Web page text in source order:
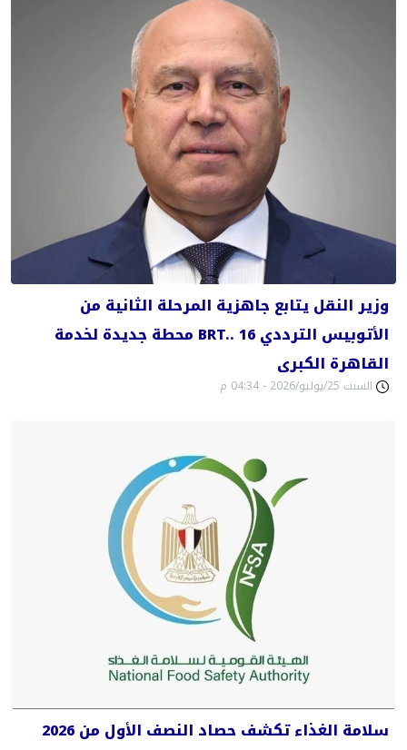
وزير النقل يتابع جاهزية المرحلة الثانية من
الأتوبيس الترددي BRT.. 16 محطة جديدة لخدمة
القاهرة الكبرى
السبت 25/يوليو/2026 - 04:34 م
سلامة الغذاء تكشف حصاد النصف الأول من 2026